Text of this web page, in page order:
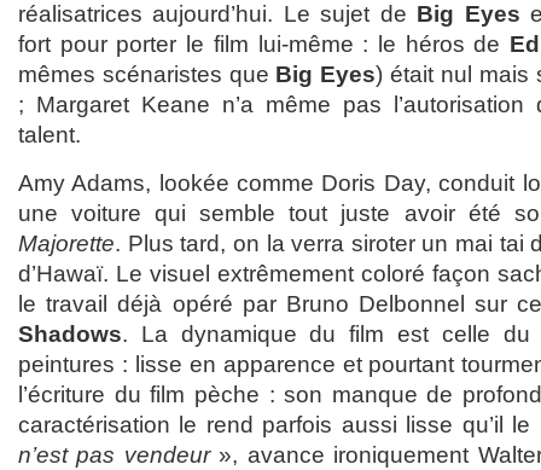
réalisatrices aujourd’hui. Le sujet de Big Eyes
fort pour porter le film lui-même : le héros de
mêmes scénaristes que Big Eyes) était nul mais
; Margaret Keane n’a même pas
talent.
Amy Adams, lookée comme Doris Day, conduit
une voiture qui semble tout juste avoir été
Majorette. Plus tard, on la verra siroter un mai tai
d’Hawaï. Le visuel extrêmement coloré façon
le travail déjà opéré par Bruno Delbonnel sur
Shadows. La dynamique du film est celle du
peintures : lisse en apparence et pourtant
l’écriture du film pèche : son manque de
caractérisation le rend parfois aussi lisse qu’il
n’est pas vendeur», avance ironiquement